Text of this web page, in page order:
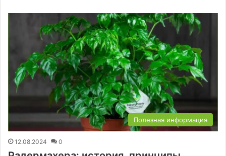
Полезная информация
12.08.2024 0